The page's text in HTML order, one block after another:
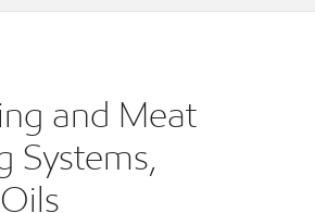
and Meat
Systems,